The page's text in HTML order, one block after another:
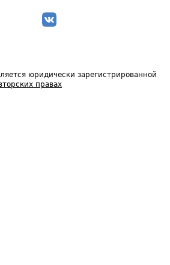
юридически зарегистрированной
правах